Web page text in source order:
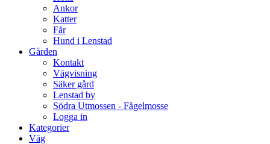
Ankor
Katter
Får
Hund i Lenstad
Gården
Kontakt
Vägvisning
Säker gård
Lenstad by
Södra Utmossen - Fågelmosse
Logga in
Kategorier
Väg